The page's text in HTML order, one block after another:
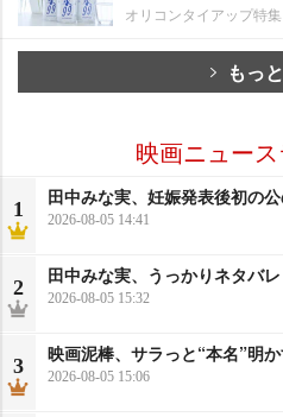
オリコンタイアップ特集
もっ
映画ニュー
1
田中みな実、妊娠発表後初の
2026-08-05 14:41
2
田中みな実、うっかりネタバレ
2026-08-05 15:32
3
映画泥棒、サラっと“本名”明
2026-08-05 15:06